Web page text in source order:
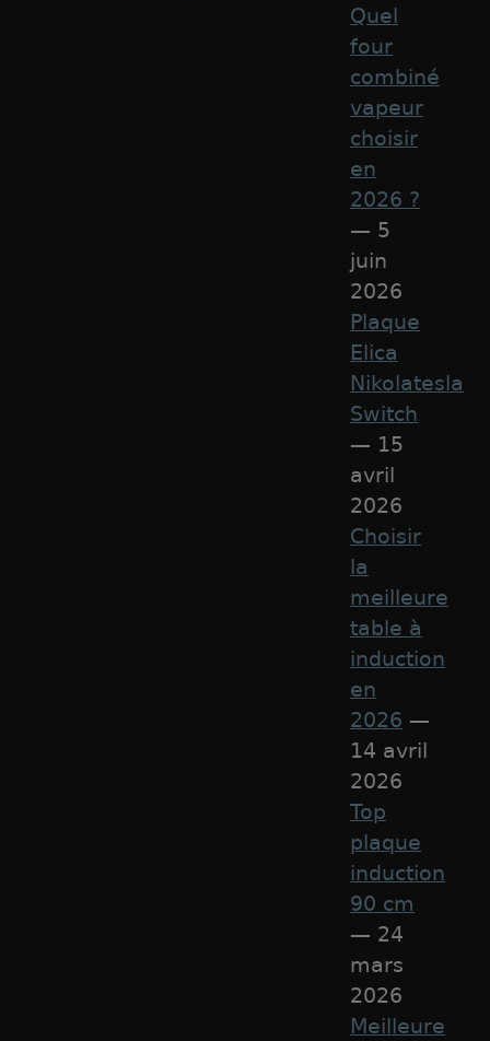
Quel
four
combiné
vapeur
choisir
en
2026 ?
— 5
juin
2026
Plaque
Elica
Nikolatesla
Switch
— 15
avril
2026
Choisir
la
meilleure
table à
induction
en
2026 —
14 avril
2026
Top
plaque
induction
90 cm
— 24
mars
2026
Meilleure